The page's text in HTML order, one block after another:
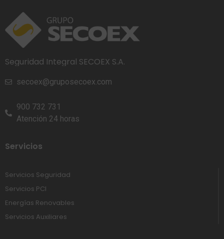
Seguridad Integral SECOEX S.A.
secoex@gruposecoex.com
900 732 731
Atención 24 horas
Servicios
Servicios Seguridad
Servicios PCI
Energías Renovables
Servicios Auxiliares